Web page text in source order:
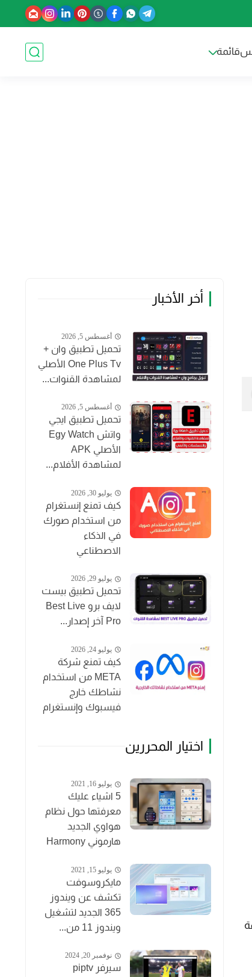
قائمة
أخر الأخبار
أغسطس 5, 2026
تحميل تطبيق وان +
One Plus Tv الأصلي
لمشاهدة القنوات...
أغسطس 5, 2026
تحميل تطبيق ايجي
واتش Egy Watch
الأصلي APK
لمشاهدة الأفلام...
يوليو 30, 2026
كيف تمنع إنستغرام
من استخدام صورك
في الذكاء
الاصطناعي
يوليو 29, 2026
تحميل تطبيق بيست
لايف برو Best Live
Pro آخر إصدار...
يوليو 24, 2026
كيف تمنع شركة
META من استخدام
نشاطك خارج
فيسبوك وإنستغرام
اختيار المحررين
يوليو 16, 2021
5 اشياء عليك
معرفتها حول نظام
هواوي الجديد
هارموني Harmony
يوليو 15, 2021
مايكروسوفت
تكشف عن ويندوز
365 الجديد لتشغيل
ويندوز 11 من...
نوفمبر 20, 2024
سيرفر piptv